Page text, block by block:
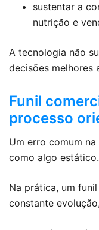
sustentar a
nutrição e
A tecnologia não
decisões melhores
Funil
processo
Um erro comum
como algo estático.
Na prática, um
constante